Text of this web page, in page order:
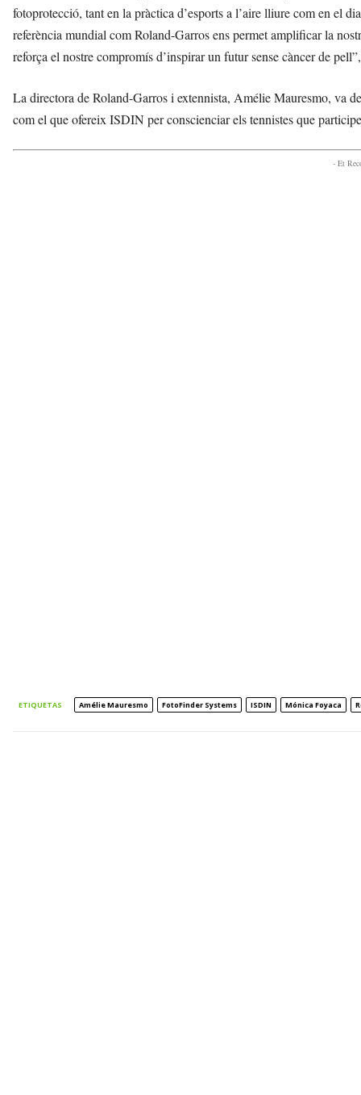
fotoprotecció, tant en la pràctica d’esports a l’aire lliure com en el
referència mundial com Roland-Garros ens permet amplificar la
reforça el nostre compromís d’inspirar un futur sense càncer de
La directora de Roland-Garros i extennista, Amélie Mauresmo, va
com el que ofereix ISDIN per conscienciar els tennistes que
- Et
ETIQUETAS Amélie Mauresmo FotoFinder Systems ISDIN Mónica Foyaca